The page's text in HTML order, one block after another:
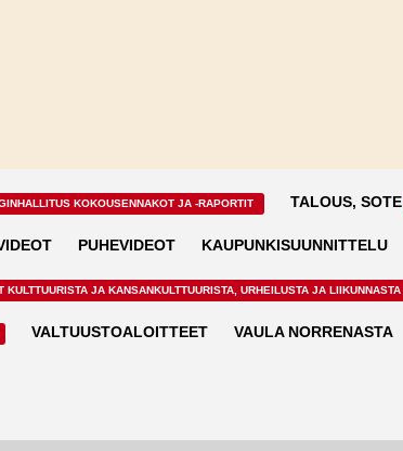
KOKOUSENNAKOT JA -RAPORTIT TALOUS, SOTE
PUHEVIDEOT KAUPUNKISUUNNITTELU
KULTTUURISTA JA KANSANKULTTUURISTA, URHEILUSTA JA LIIKUNNASTA
VALTUUSTOALOITTEET VAULA NORRENASTA